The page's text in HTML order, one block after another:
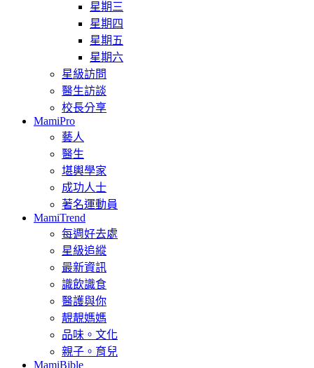
星期三
星期四
星期五
星期六
星級訪問
醫生訪談
校長分享
MamiPro
藝人
醫生
堪輿學家
成功人士
著名運動員
MamiTrend
每週好去處
星級追縱
最新資訊
識飲識食
醫護與你
靚靚媽媽
品味。文化
親子。育兒
MamiBible